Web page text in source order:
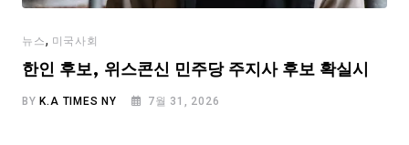
뉴스, 미국사회
한인 후보, 위스콘신 민주당 주지사 후보 확실시
BY K.A TIMES NY 7월 31, 2026